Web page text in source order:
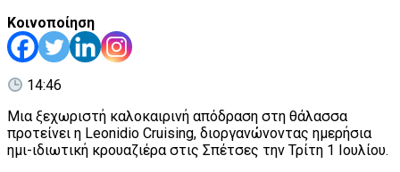
Κοινοποίηση
14:46
Μια ξεχωριστή καλοκαιρινή απόδραση στη θάλασσα
προτείνει η Leonidio Cruising, διοργανώνοντας ημερήσια
ημι-ιδιωτική κρουαζιέρα στις Σπέτσες την Τρίτη 1 Ιουλίου.